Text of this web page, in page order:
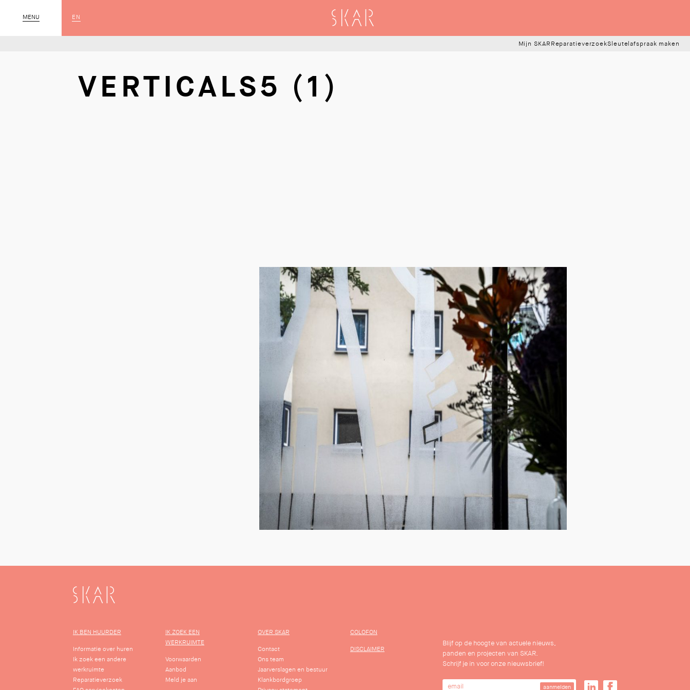
MENU
SLUIT EN SKAR
Mijn SKAR ReparatieverzoekSleutelafspraak maken
VERTICALS5 (1)
SKAR
IK BEN HUURDER
Informatie over huren
Ik zoek een andere
werkruimte
Reparatieverzoek
IK ZOEK EEN
WERKRUIMTE
Voorwaarden
Aanbod
Meld je aan
OVER SKAR
Contact
Ons team
Jaarverslagen en bestuur
Klankbordgroep
COLOFON
DISCLAIMER
Blijf op de hoogte van actuele nieuws,
panden en projecten van SKAR.
Schrijf je in voor onze nieuwsbrief!